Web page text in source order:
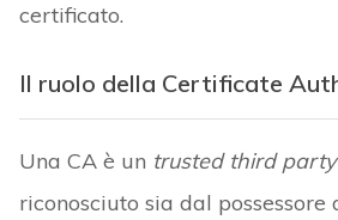
certificato.
Il ruolo della Certificate
Una CA è un trusted third party
riconosciuto sia dal